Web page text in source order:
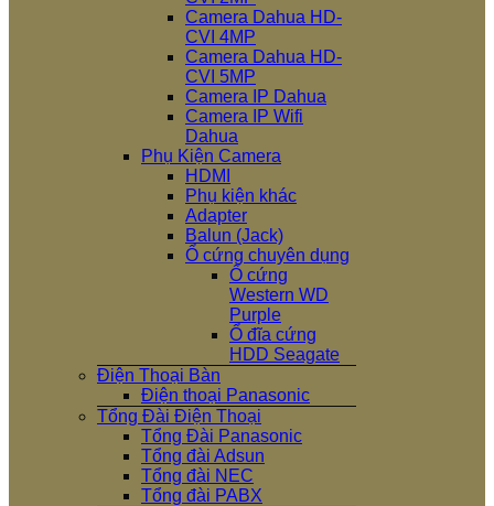
Camera Dahua HD-
CVI 4MP
Camera Dahua HD-
CVI 5MP
Camera IP Dahua
Camera IP Wifi
Dahua
Phụ Kiện Camera
HDMI
Phụ kiện khác
Adapter
Balun (Jack)
Ổ cứng chuyên dụng
Ổ cứng
Western WD
Purple
Ổ đĩa cứng
HDD Seagate
Điện Thoại Bàn
Điện thoại Panasonic
Tổng Đài Điện Thoại
Tổng Đài Panasonic
Tổng đài Adsun
Tổng đài NEC
Tổng đài PABX